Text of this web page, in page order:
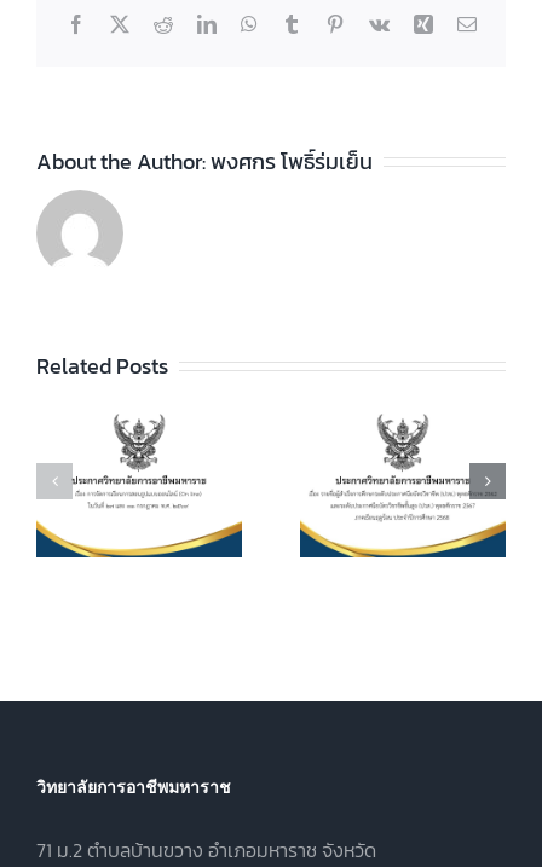
Facebook
X RedditLinkedInWhatsApp
TumblrPinterest
Vk Xing Email
About the Author:พงศกร โพธิ์ร่มเย็น
Related Postsศึกษาระดับ
ประกาศนียบัตร
วิชาชีพ (ปวช.)
พุทธศักราช
2562 และระดับ
ประกาศนียบัตร
ฤดูร้อน ประจำปี
ประกาศวิทยา
กำหนดการ และ
อัตราการจัดเก็บ
ค่าบำรุงการ
ศึกษา ค่า
หน่วยกิตรายวิชา
วิทยาลัยการอาชีพมหาราช
71 ม.2 ตำบลบ้านขวาง อำเภอมหาราช จังหวัด